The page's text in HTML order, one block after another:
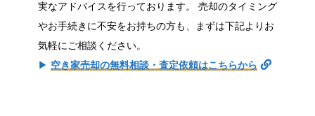
実なアドバイスを行っております。 売却のタイミング
やお手続きに不安をお持ちの方も、まずは下記よりお
気軽にご相談ください。
▶︎ 空き家売却の無料相談・査定依頼はこちらから